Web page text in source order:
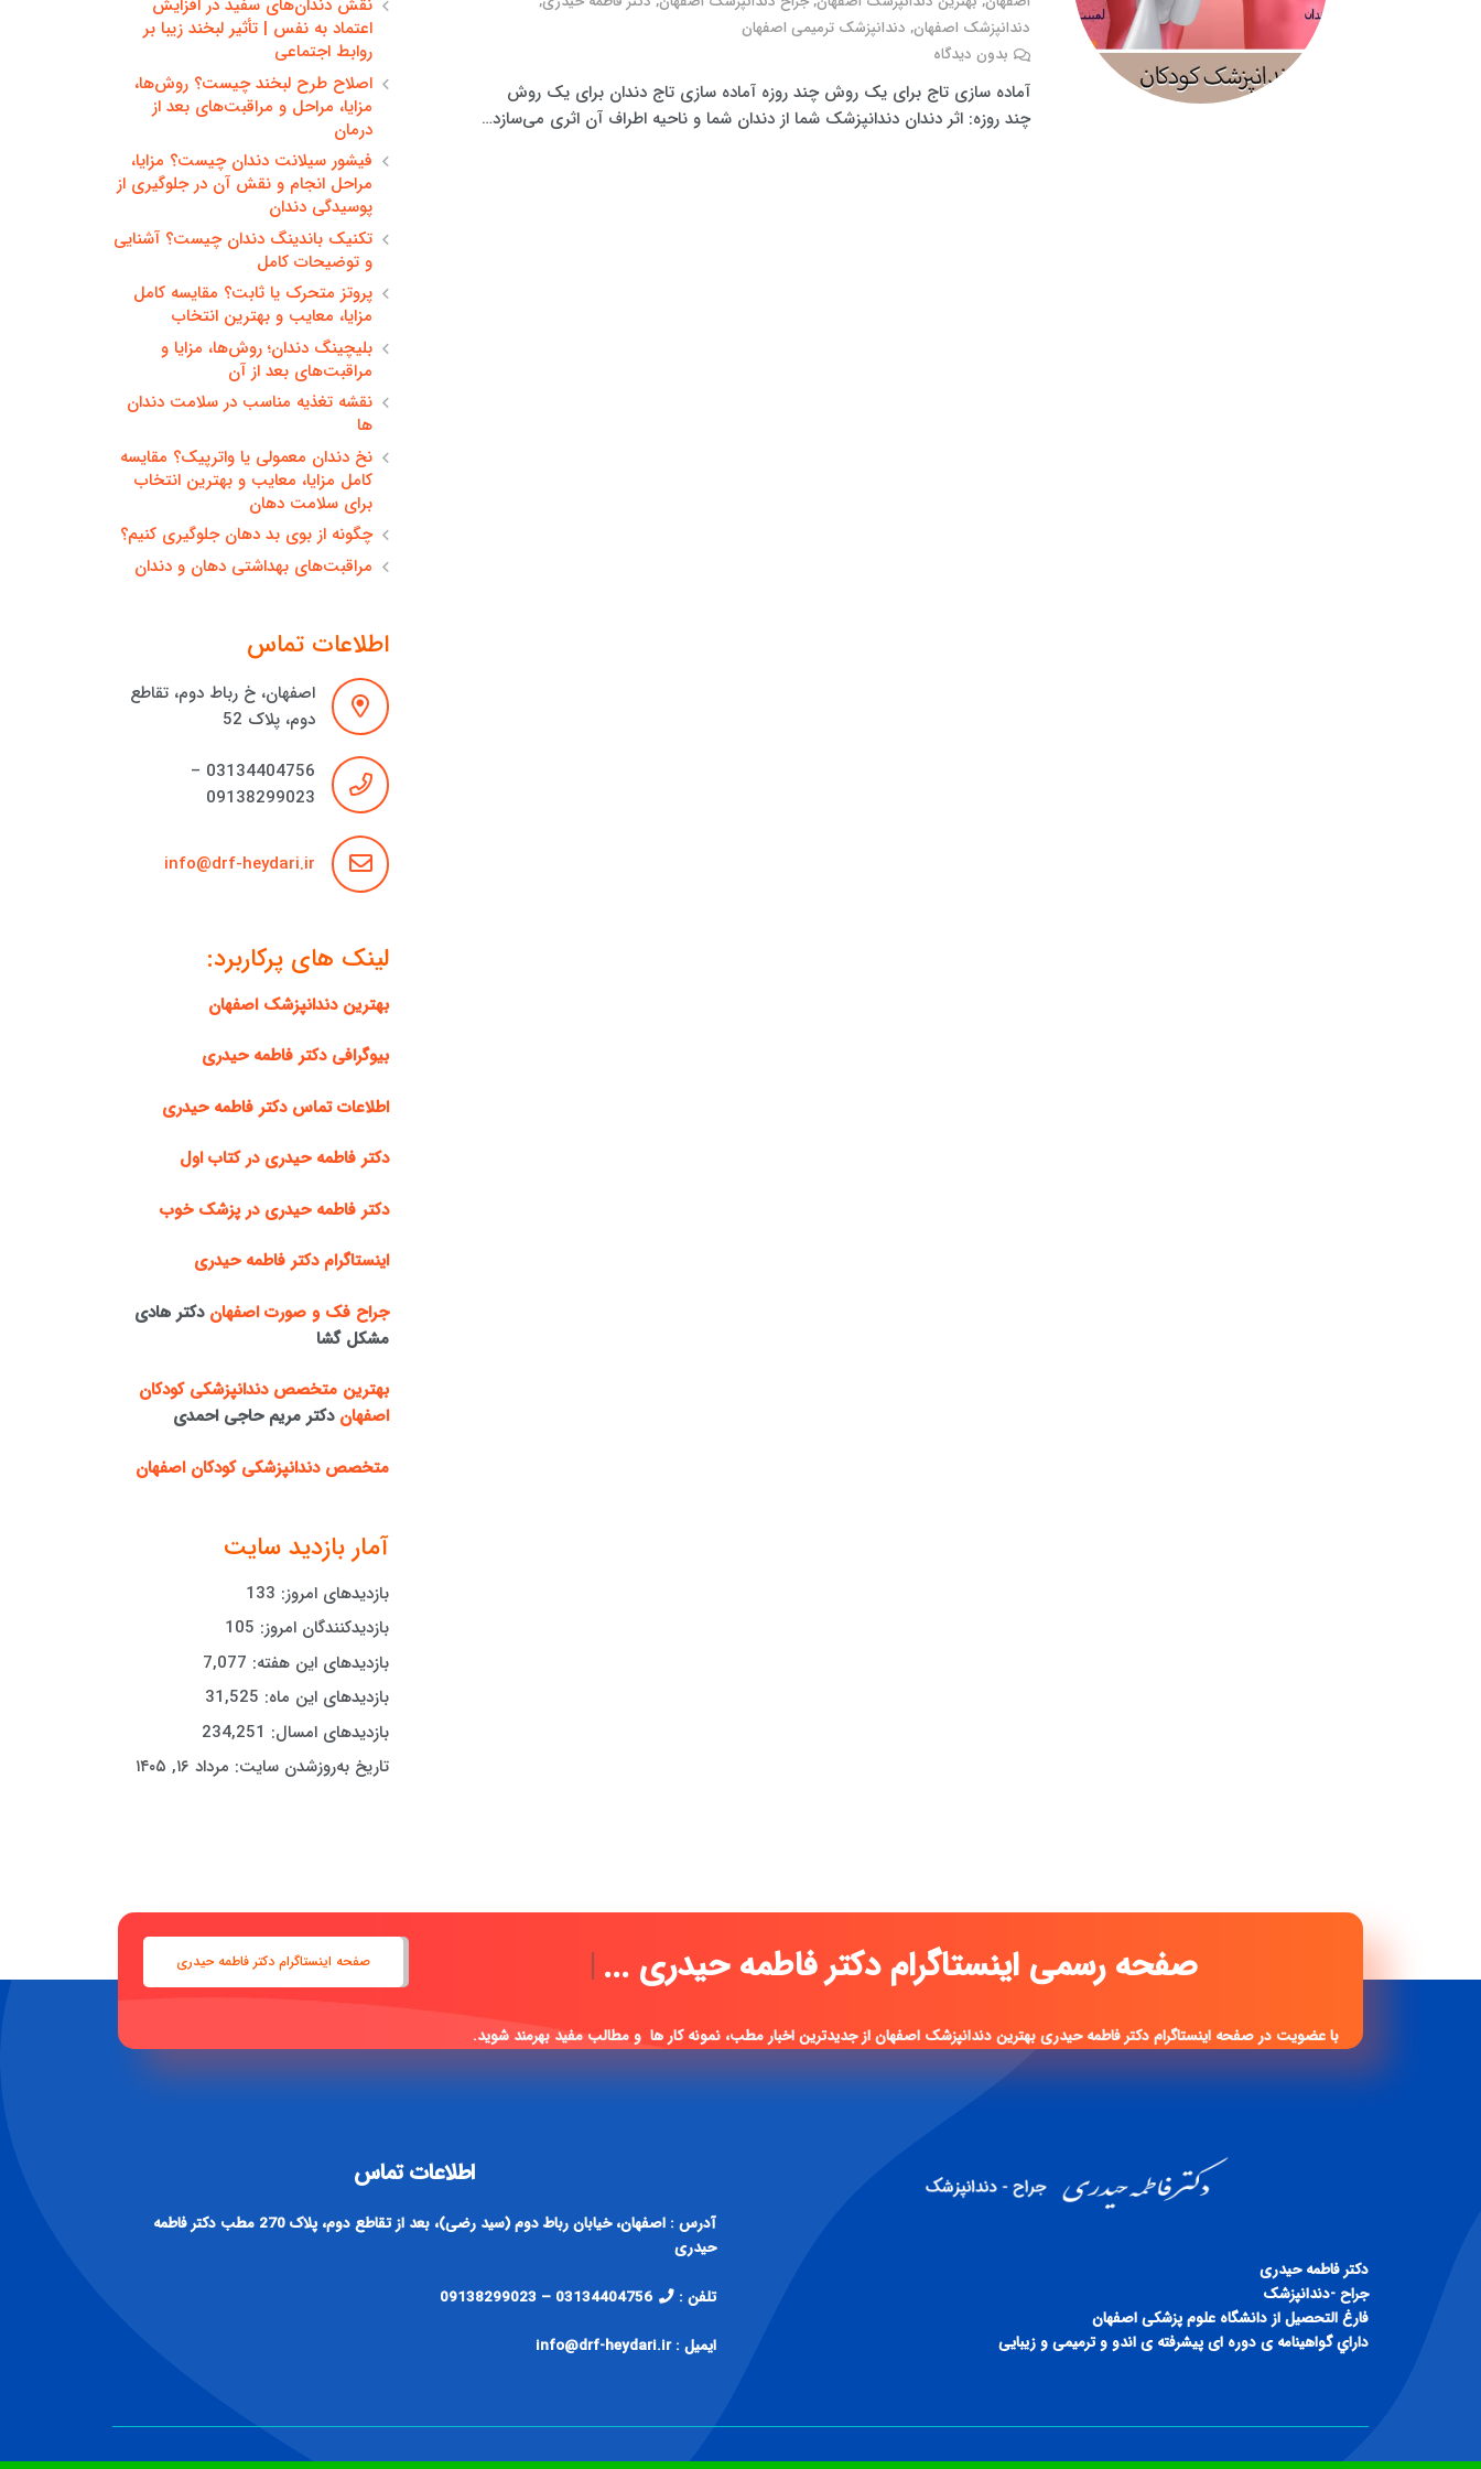
دندانپزشک اصفهان, دندانپزشک ترمیمی اصفهان
بدون دیدگاه
آماده سازی تاج برای یک روش چند روزه آماده سازی تاج دندان برای یک روش
چند روزه: اثر دندان دندانپزشک شما از دندان شما و ناحیه اطراف آن اثری می‌سازد…
نقش دندان‌های سفید در افزایش
اعتماد به نفس | تأثیر لبخند زیبا بر
روابط اجتماعی
اصلاح طرح لبخند چیست؟ روش‌ها،
مزایا، مراحل و مراقبت‌های بعد از
درمان
فیشور سیلانت دندان چیست؟ مزایا،
مراحل انجام و نقش آن در جلوگیری از
پوسیدگی دندان
تکنیک باندینگ دندان چیست؟ آشنایی
و توضیحات کامل
پروتز متحرک یا ثابت؟ مقایسه کامل
مزایا، معایب و بهترین انتخاب
بلیچینگ دندان؛ روش‌ها، مزایا و
مراقبت‌های بعد از آن
نقشه تغذیه مناسب در سلامت دندان
ها
نخ دندان معمولی یا واترپیک؟ مقایسه
کامل مزایا، معایب و بهترین انتخاب
برای سلامت دهان
چگونه از بوی بد دهان جلوگیری کنیم؟
مراقبت‌های بهداشتی دهان و دندان
اطلاعات تماس
اصفهان، خ رباط دوم، تقاطع
دوم، پلاک 52
03134404756 –
09138299023
info@drf-heydari.ir
لینک های پرکاربرد:
بهترین دندانپزشک اصفهان
بیوگرافی دکتر فاطمه حیدری
اطلاعات تماس دکتر فاطمه حیدری
دکتر فاطمه حیدری در کتاب اول
دکتر فاطمه حیدری در پزشک خوب
اینستاگرام دکتر فاطمه حیدری
جراح فک و صورت اصفهان دکتر هادی
مشکل گشا
بهترین متخصص دندانپزشکی کودکان
اصفهان دکتر مریم حاجی احمدی
متخصص دندانپزشکی کودکان اصفهان
آمار بازدید سایت
بازدیدهای امروز: 133
بازدیدکنندگان امروز: 105
بازدیدهای این هفته: 7,077
بازدیدهای این ماه: 31,525
بازدیدهای امسال: 234,251
تاریخ به‌روزشدن سایت: مرداد ۱۶, ۱۴۰۵
صفحه رسمی اینستاگرام دکتر فاطمه ح|
با عضویت در صفحه اینستاگرام دکتر فاطمه حیدری بهترین دندانپزشک اصفهان از جدیدترین اخبار مطب، نمونه کار ها و مطالب مفید بهرمند شوید.
صفحه اینستاگرام دکتر فاطمه حیدری
دكتر فاطمه حيدری
جراح -دندانپزشک
فارغ التحصيل از دانشگاه علوم پزشكی اصفهان
داراي گواهينامه ی دوره ای پيشرفته ی اندو و ترميمی و زيبايی
اطلاعات تماس
آدرس : اصفهان، خیابان رباط دوم (سید رضی)، بعد از تقاطع دوم، پلاک 270 مطب دکتر فاطمه
حیدری
تلفن : 03134404756 – 09138299023
ایمیل : info@drf-heydari.ir